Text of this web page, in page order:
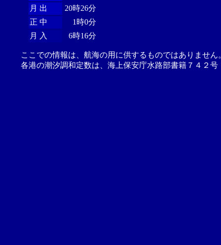
月 出
20時26分
正 中
1時0分
月 入
6時16分
ここでの情報は、航海の用に供するものではありませ
各港の潮汐調和定数は、海上保安庁水路部書籍７４２